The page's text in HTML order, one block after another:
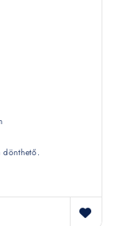
dönthető.